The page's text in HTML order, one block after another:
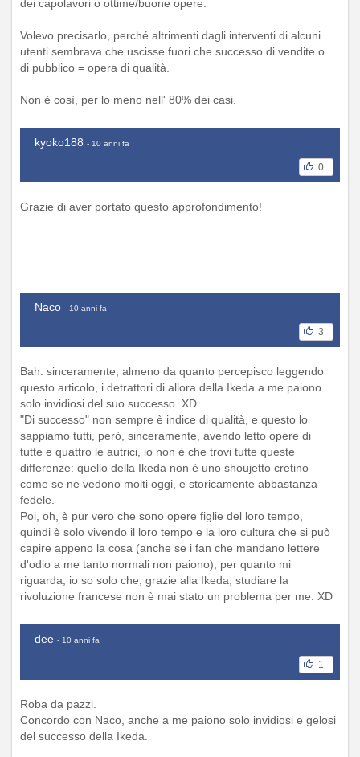
dei capolavori o ottime/buone opere.
Volevo precisarlo, perché altrimenti dagli interventi di alcuni
utenti sembrava che uscisse fuori che successo di vendite o
di pubblico = opera di qualità.
Non è così, per lo meno nell' 80% dei casi.
kyoko188 - 10 anni fa
0
Grazie di aver portato questo approfondimento!
Naco - 10 anni fa
3
Bah. sinceramente, almeno da quanto percepisco leggendo
questo articolo, i detrattori di allora della Ikeda a me paiono
solo invidiosi del suo successo. XD
"Di successo" non sempre è indice di qualità, e questo lo
sappiamo tutti, però, sinceramente, avendo letto opere di
tutte e quattro le autrici, io non è che trovi tutte queste
differenze: quello della Ikeda non è uno shoujetto cretino
come se ne vedono molti oggi, e storicamente abbastanza
fedele.
Poi, oh, è pur vero che sono opere figlie del loro tempo,
quindi è solo vivendo il loro tempo e la loro cultura che si può
capire appeno la cosa (anche se i fan che mandano lettere
d'odio a me tanto normali non paiono); per quanto mi
riguarda, io so solo che, grazie alla Ikeda, studiare la
rivoluzione francese non è mai stato un problema per me. XD
dee - 10 anni fa
1
Roba da pazzi.
Concordo con Naco, anche a me paiono solo invidiosi e gelosi
del successo della Ikeda.